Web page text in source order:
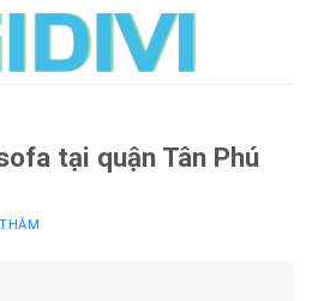
tại quận Tân Phú